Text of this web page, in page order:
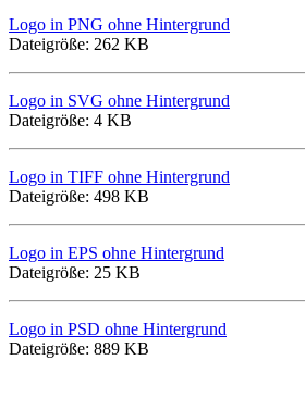
Logo in PNG ohne Hintergrund
Dateigröße: 262 KB
Logo in SVG ohne Hintergrund
Dateigröße: 4 KB
Logo in TIFF ohne Hintergrund
Dateigröße: 498 KB
Logo in EPS ohne Hintergrund
Dateigröße: 25 KB
Logo in PSD ohne Hintergrund
Dateigröße: 889 KB